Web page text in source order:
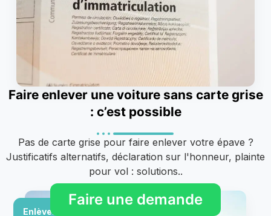
Faire enlever une voiture sans carte grise
: c’est possible
Pas de carte grise pour faire enlever votre épave ?
Justificatifs alternatifs, déclaration sur l'honneur, plainte
pour vol : solutions..
Enlèvement & rachat
Faire une demande